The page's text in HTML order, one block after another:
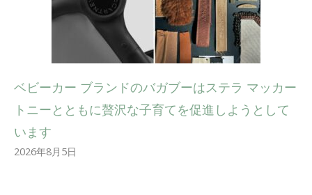
ベビーカー ブランドのバガブーはステラ マッカー
トニーとともに贅沢な子育てを促進しようとして
います
2026年8月5日